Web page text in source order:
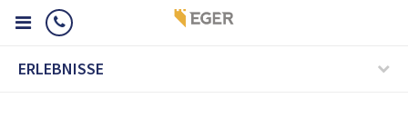
ERLEBNISSE